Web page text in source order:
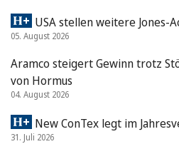
USA stellen weitere Jones-
05. August 2026
Aramco steigert Gewinn trotz
von Hormus
04. August 2026
New ConTex legt im
31. Juli 2026